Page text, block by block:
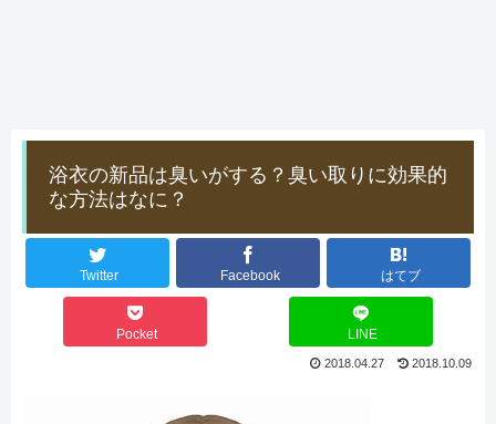
浴衣の新品は臭いがする？臭い取りに効果的
な方法はなに？
Twitter Facebook はてブ
Pocket LINE
2018.10.09
2018.04.27